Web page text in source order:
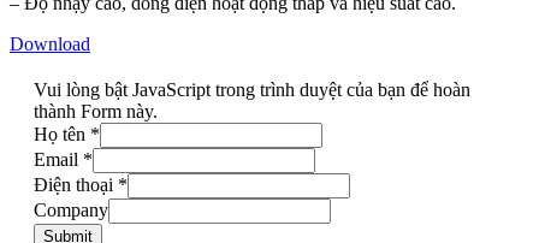
Download
Vui lòng bật JavaScript trong trình duyệt của bạn để hoàn
thành Form này.
Họ tên *
Email *
Điện thoại *
Company
Submit